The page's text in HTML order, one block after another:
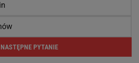
NASTĘPNE PYTANIE